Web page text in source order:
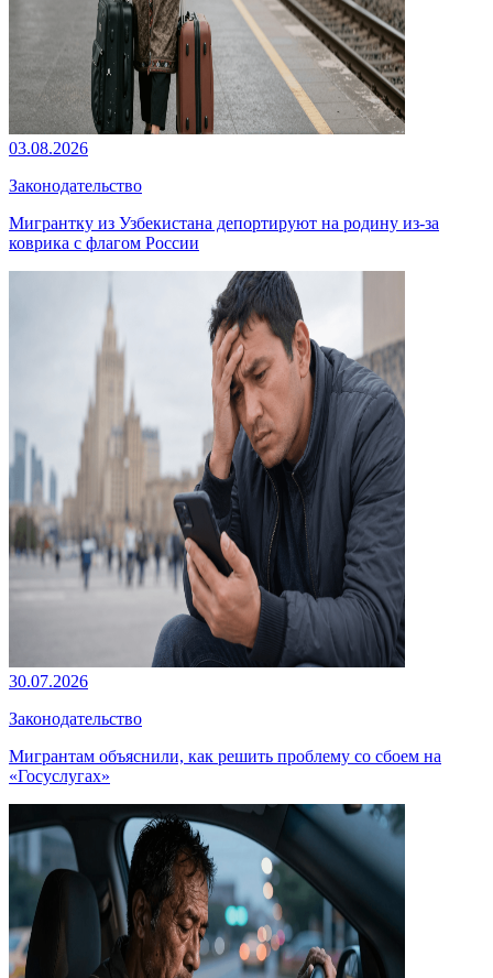
03.08.2026
Законодательство
Мигрантку из Узбекистана депортируют на родину из-за
коврика с флагом России
30.07.2026
Законодательство
Мигрантам объяснили, как решить проблему со сбоем на
«Госуслугах»